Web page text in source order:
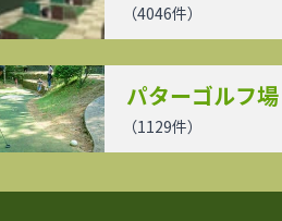
（4046件）
パターゴルフ場
（1129件）